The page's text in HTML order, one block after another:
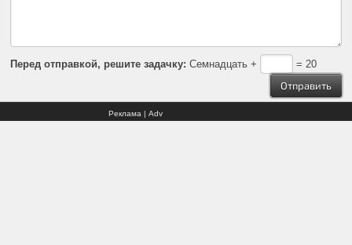
Перед отправкой, решите задачку: Семнадцать + = 20
Реклама | Adv